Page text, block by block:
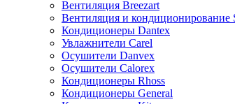
Вентиляция Breezart
Вентиляция и кондиционирование
Кондиционеры Dantex
Увлажнители Carel
Осушители Danvex
Осушители Calorex
Кондиционеры Rhoss
Кондиционеры General